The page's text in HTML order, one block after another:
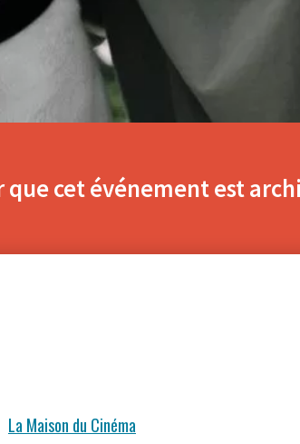
que cet événement est
La Maison du Cinéma